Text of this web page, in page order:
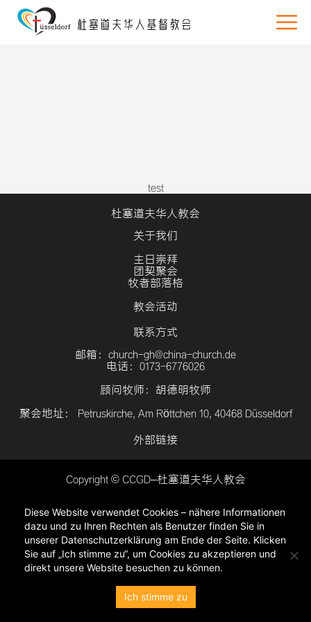
test
杜塞道夫华人教会
关于我们
主日崇拜
团契聚会
牧者部落格
教会活动
联系方式
邮箱：church-gh@china-church.de
电话：0173-6776026
顾问牧师：胡德明牧师
聚会地址： Petruskirche, Am Röttchen 10, 40468 Düsseldorf
外部链接
Copyright © CCGD–杜塞道夫华人教会
隐私政策
Diese Website verwendet Cookies – nähere Informationen
dazu und zu Ihren Rechten als Benutzer finden Sie in
unserer Datenschutzerklärung am Ende der Seite. Klicken
Sie auf „Ich stimme zu“, um Cookies zu akzeptieren und
direkt unsere Website besuchen zu können.
Ich stimme zu